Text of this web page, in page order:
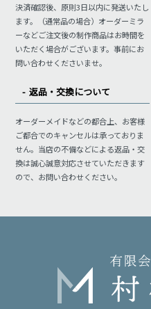
決済確認後、原則3日以内に発送いたし
ます。（通常品の場合）オーダーミラ
ーなどご注文後の制作商品はお時間を
いただく場合がございます。事前にお
問い合わせくださいませ。
返品・交換について
オーダーメイドなどの都合上、お客様
ご都合でのキャンセルは承っておりま
せん。当店の不備などによる返品・交
換は誠心誠意対応させていただきます
ので、お問い合わせください。